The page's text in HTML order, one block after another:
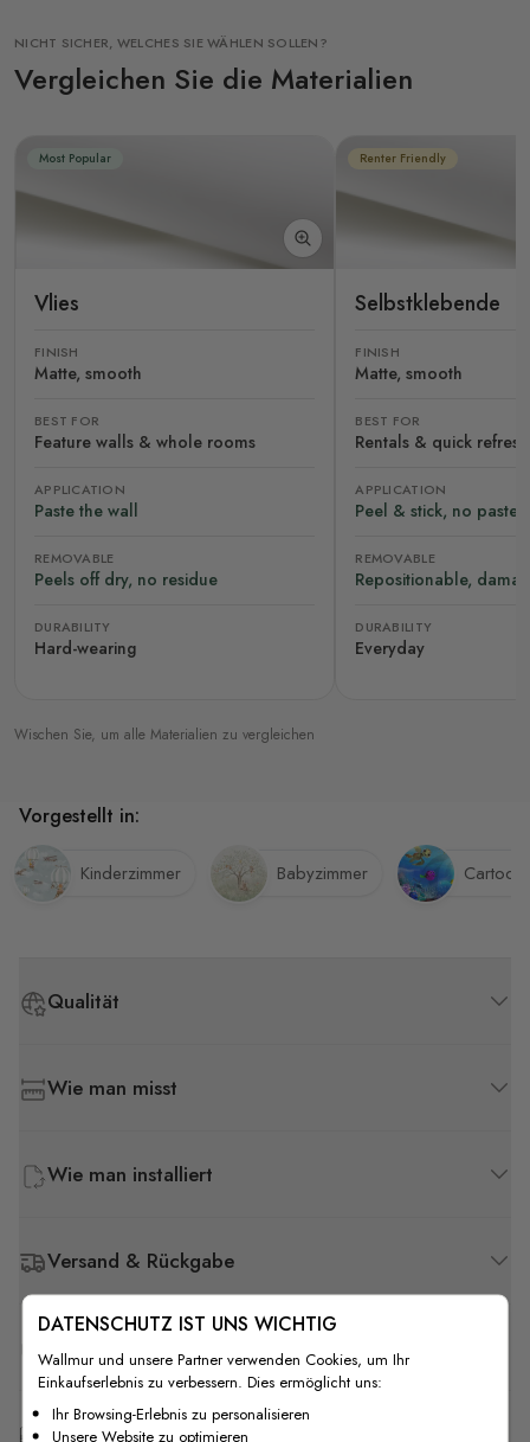
NICHT SICHER, WELCHES SIE WÄHLEN SOLLEN?
Vergleichen Sie die Materialien
Most Popular
Vlies
FINISH
Matte, smooth
BEST FOR
Feature walls & whole rooms
APPLICATION
Paste the wall
REMOVABLE
Peels off dry, no residue
DURABILITY
Hard-wearing
Renter Friendly
Selbstklebende
FINISH
Matte, smooth
BEST FOR
Rentals & quick
APPLICATION
Peel & stick, no paste
REMOVABLE
Repositionable,
DURABILITY
Everyday
Wischen Sie, um alle Materialien zu vergleichen
Qualität
Wie man misst
Wie man installiert
Versand & Rückgabe
F.A.Q
Kostenlose Anpassung
Vorgestellt in:
Kinderzimmer Babyzimmer Cartoon
DATENSCHUTZ IST UNS WICHTIG
Wallmur und unsere Partner verwenden Cookies, um Ihr
Einkaufserlebnis zu verbessern. Dies ermöglicht uns:
Ihr Browsing-Erlebnis zu personalisieren
Unsere Website zu optimieren